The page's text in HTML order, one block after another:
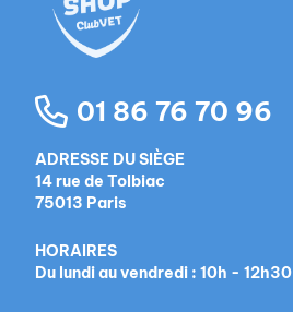
01 86 76 70 96
ADRESSE DU SIÈGE
14 rue de Tolbiac
75013 Paris
HORAIRES
Du lundi au vendredi : 10h -